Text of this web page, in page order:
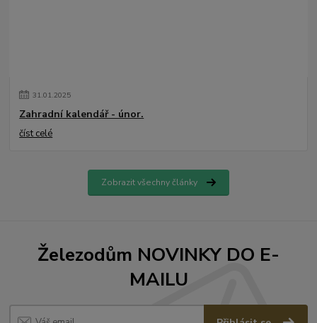
31.01.2025
Zahradní kalendář - únor.
číst celé
Zobrazit všechny články
Železodům NOVINKY DO E-
MAILU